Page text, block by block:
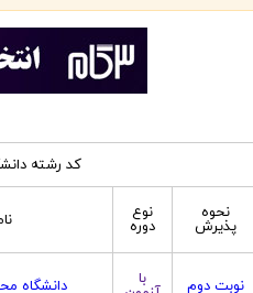
کد رشته
نحوه
پذیرش
نوع
دوره
نوبت دوم با دانشگاه